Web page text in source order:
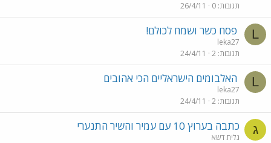
תגובות 0
26/4/11
L פסח כשר ושמח לכולם!
leka27
תגובות 2
24/4/11
L האלבומים הישראליים הכי אהובים
leka27
תגובות 2
24/4/11
ג כתבה בערוץ 10 עם עמיר והשיר התנערי
גלית דשא